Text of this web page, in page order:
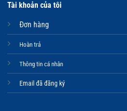
Tài khoản của tôi
Đơn hàng
Hoàn trả
Thông tin cá nhân
Email đã đăng ký